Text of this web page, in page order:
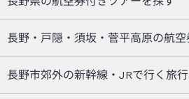
長野・戸隠・須坂・菅平高原の航
長野市郊外の新幹線・JRで行く旅